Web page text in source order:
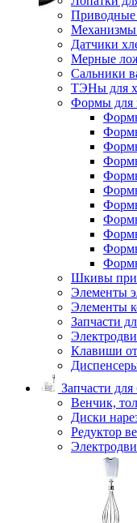
Приводные
Механизмы
Датчики
Мерные
Сальники
ТЭНы для
Формы для
Шкивы
Элементы
Элементы
Запчасти
Клавиши
Запчасти для
Венчик,
Диски
Редуктор